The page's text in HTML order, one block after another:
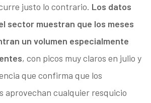
justo lo contrario. Los datos
sector muestran que los meses
un volumen especialmente
, con picos muy claros en julio y
que confirma que los
aprovechan cualquier resquicio